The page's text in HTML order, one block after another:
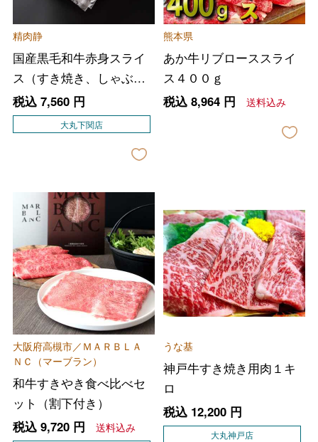
精肉静
国産黒毛和牛赤身スライ
ス（すき焼き、しゃぶし
ゃぶ用）
税込 7,560円
大丸下関店
熊本県
あか牛リブローススライ
ス４００ｇ
税込 8,964円 送料込み
大阪府高槻市／ＭＡＲＢＬＡ
ＮＣ（マーブラン）
和牛すきやき食べ比べセ
ット（割下付き）
税込 9,720円 送料込み
うな基
神戸牛すき焼き用肉１キ
ロ
税込 12,200円
大丸神戸店